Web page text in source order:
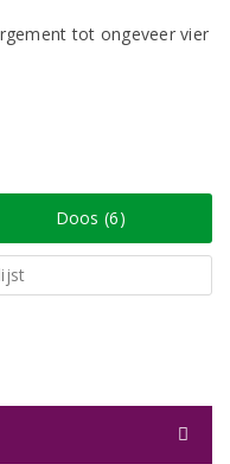
tot ongeveer vier
Doos (6)